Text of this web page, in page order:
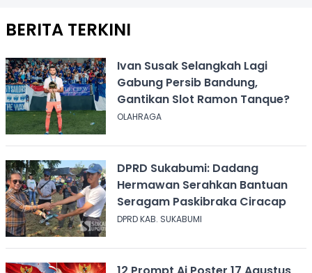
BERITA TERKINI
Ivan Susak Selangkah Lagi
Gabung Persib Bandung,
Gantikan Slot Ramon Tanque?
OLAHRAGA
DPRD Sukabumi: Dadang
Hermawan Serahkan Bantuan
Seragam Paskibraka Ciracap
DPRD KAB. SUKABUMI